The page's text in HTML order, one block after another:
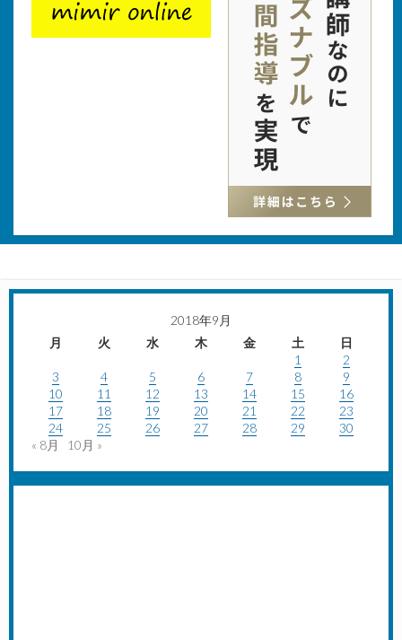
2018年9月
月
火 水 木 金 土
日
1
2
3
4 5 6 7 8
9
10
11 12 13 14 15
16
17
18 19 20 21 22
23
24
25 26 27 28 29
30
« 8月
10月 »